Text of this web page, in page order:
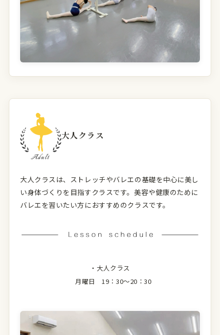
大人クラス
大人クラスは、ストレッチやバレエの基礎を中心に美し
い身体づくりを目指すクラスです。美容や健康のために
バレエを習いたい方におすすめのクラスです。
・大人クラス
月曜日 19：30〜20：30